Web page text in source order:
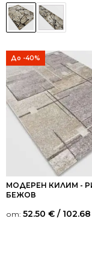
До -40%
МОДЕРЕН КИЛИМ -
БЕЖОВ
от: 52.50 € / 102.68